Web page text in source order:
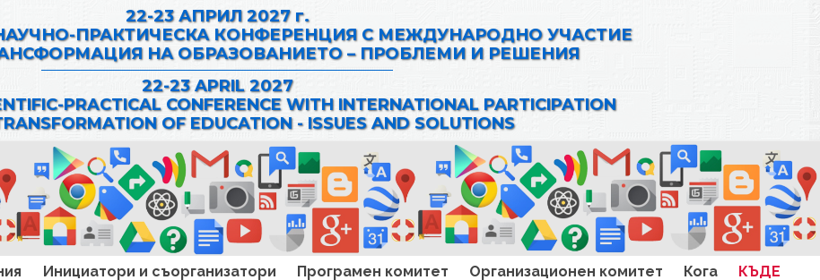
22-23 АПРИЛ 2027 г.
ПРАКТИЧЕСКА КОНФЕРЕНЦИЯ С МЕЖДУНАРОДНО УЧАСТИЕ
НА ОБРАЗОВАНИЕТО – ПРОБЛЕМИ И РЕШЕНИЯ
22-23 APRIL 2027
PRACTICAL CONFERENCE WITH INTERNATIONAL PARTICIPATION
OF EDUCATION - ISSUES AND SOLUTIONS
Инициатори и съорганизатори Програмен комитет Организационен комитет Кога
КЪДЕ